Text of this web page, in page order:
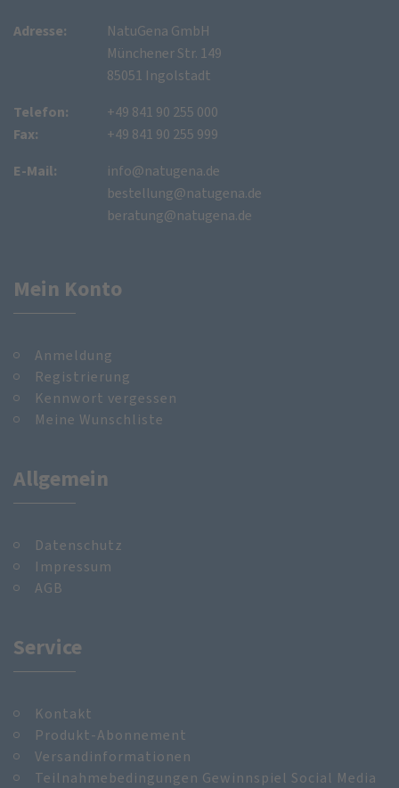
Adresse:
NatuGena GmbH
Münchener Str. 149
85051 Ingolstadt
Telefon:
Fax:
+49 841 90 255 000
+49 841 90 255 999
E-Mail:
info@natugena.de
bestellung@natugena.de
beratung@natugena.de
Mein Konto
Anmeldung
Registrierung
Kennwort vergessen
Meine Wunschliste
Allgemein
Datenschutz
Impressum
AGB
Service
Kontakt
Produkt-Abonnement
Versandinformationen
Teilnahmebedingungen Gewinnspiel Social Media